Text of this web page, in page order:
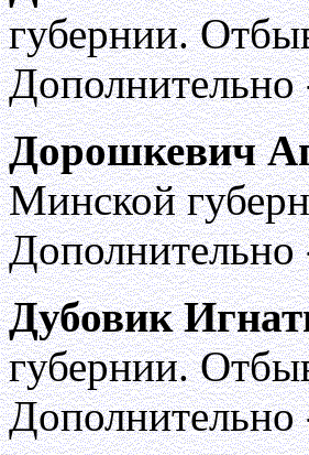
губернии.
Дорошкевич
Минской
Дубовик
губернии.